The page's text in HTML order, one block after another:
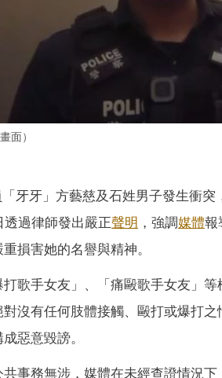
面）
牙牙」方藝慈及石姓男子發生衝突
過律師發出嚴正聲明 ，強調媒體報
損害她的名譽與精神。
歌手女友」、「痛毆歌手女友」
沒有任何肢體接觸、毆打或爆打之
惡意毀謗。
事務無涉，媒體在未經查證情況